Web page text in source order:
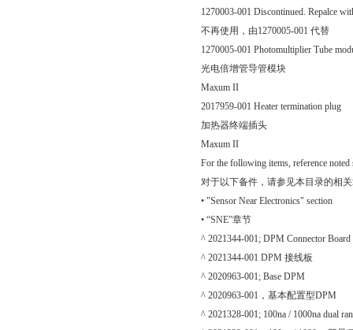
1270003-001 Discontinued. Repalce
不再使用，由1270005-001 代替
1270005-001 Photomultiplier Tube
光电倍增管导管模块
Maxum II
2017959-001 Heater termination plug
加热器终端插头
Maxum II
For the following items, reference noted
对于以下备件，请参见本目录的相
• "Sensor Near Electronics" section
• “SNE”章节
^ 2021344-001; DPM Connector Board
^ 2021344-001 DPM 接线板
^ 2020963-001; Base DPM
^ 2020963-001，基本配置型DPM
^ 2021328-001; 100na / 1000na dual